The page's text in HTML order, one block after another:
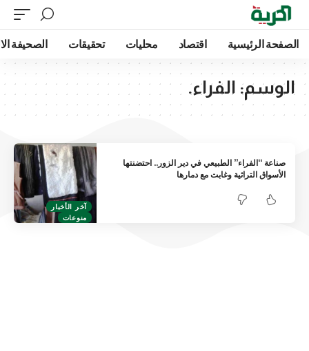
الصفحة الرئيسية اقتصاد محليات تحقيقات الصحيفة
الوسم: الفراء.
آخر الأخبار
منوعات
صناعة “الفراء” الطبيعي في دير الزور.. احتضنتها
الأسواق التراثية وغابت مع دمارها